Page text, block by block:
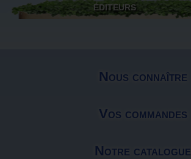
ÉDITEURS
Nous connaître
Vos commandes
Notre catalogue